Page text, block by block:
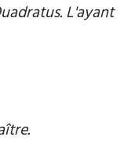
L'ayant